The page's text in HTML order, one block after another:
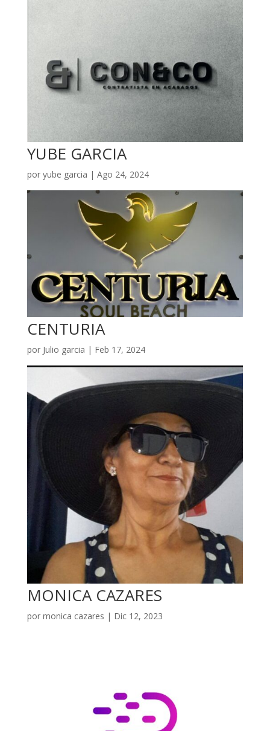
YUBE GARCIA
por yube garcia | Ago 24, 2024
CENTURIA
por Julio garcia | Feb 17, 2024
MONICA CAZARES
por monica cazares | Dic 12, 2023